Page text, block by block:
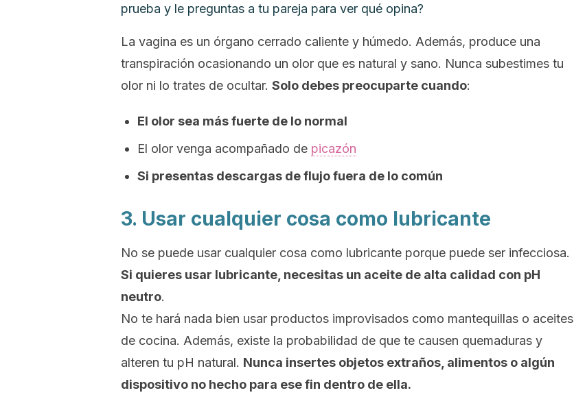
prueba y le preguntas a tu pareja para ver qué opina?
La vagina es un órgano cerrado caliente y húmedo. Además, produce una
transpiración ocasionando un olor que es natural y sano. Nunca subestimes tu
olor ni lo trates de ocultar. Solo debes preocuparte cuando:
El olor sea más fuerte de lo normal
El olor venga acompañado de picazón
Si presentas descargas de flujo fuera de lo común
3. Usar cualquier cosa como lubricante
No se puede usar cualquier cosa como lubricante porque puede ser infecciosa.
Si quieres usar lubricante, necesitas un aceite de alta calidad con pH
neutro.
No te hará nada bien usar productos improvisados como mantequillas o aceites
de cocina. Además, existe la probabilidad de que te causen quemaduras y
alteren tu pH natural. Nunca insertes objetos extraños, alimentos o algún
dispositivo no hecho para ese fin dentro de ella.